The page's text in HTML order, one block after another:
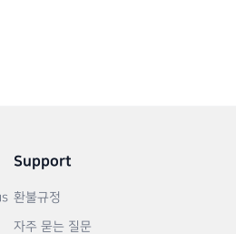
Support
환불규정
자주 묻는 질문